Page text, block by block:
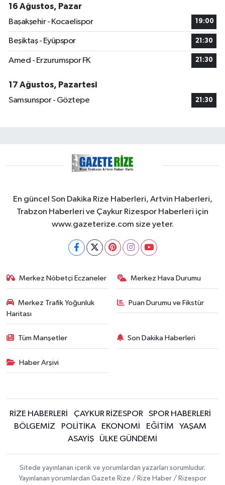
16 Ağustos, Pazar
Başakşehir - Kocaelispor
19:00
Beşiktaş - Eyüpspor 21:30
Amed - Erzurumspor FK 21:30
17 Ağustos, Pazartesi
Samsunspor - Göztepe
21:30
En güncel Son Dakika Rize Haberleri, Artvin Haberleri,
Trabzon Haberleri ve Çaykur Rizespor Haberleri için
www.gazeterize.com size yeter.
Merkez Nöbetçi Eczaneler Merkez Hava Durumu
Merkez Trafik Yoğunluk
Haritası
Puan Durumu ve Fikstür
Tüm Manşetler Son Dakika Haberleri
Haber Arşivi
RİZE HABERLERİ ÇAYKUR RİZESPOR
SPOR HABERLERİ
BÖLGEMİZ
POLİTİKA EKONOMİ EĞİTİM
YAŞAM
ASAYİŞ
ÜLKE GÜNDEMİ
Sitede yayınlanan içerik ve yorumlardan yazarları sorumludur.
Yayınlanan yorumlardan Gazete Rize / Rize Haber / Rizespor